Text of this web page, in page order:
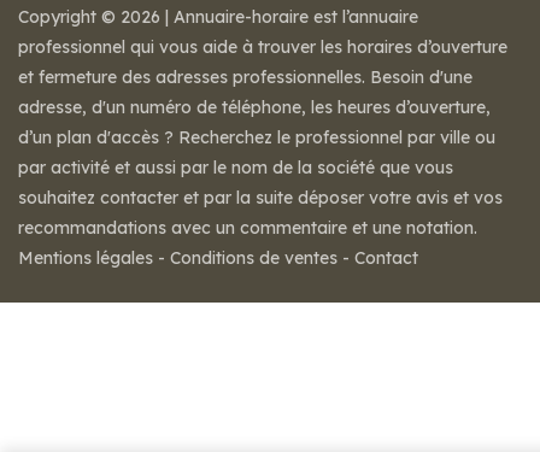
Copyright © 2026 | Annuaire-horaire est l’annuaire
professionnel qui vous aide à trouver les horaires d’ouverture
et fermeture des adresses professionnelles. Besoin d'une
adresse, d'un numéro de téléphone, les heures d’ouverture,
d’un plan d'accès ? Recherchez le professionnel par ville ou
par activité et aussi par le nom de la société que vous
souhaitez contacter et par la suite déposer votre avis et vos
recommandations avec un commentaire et une notation.
Mentions légales - Conditions de ventes - Contact